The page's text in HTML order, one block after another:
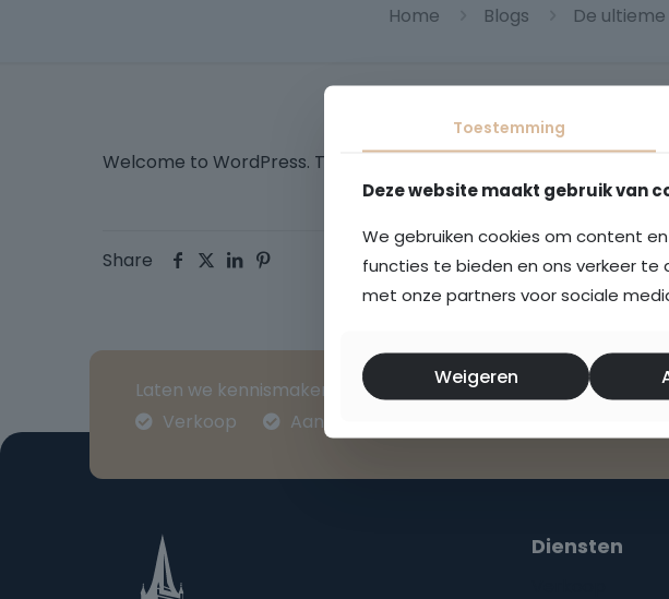
Home Blogs De
Welcome to WordPress. This is your first post. Edit or delete it,
Share
Laten we kennismaken
Verkoop
Aankoop
Diensten
Toestemming
Deze website maakt gebruik van
We gebruiken cookies om content
functies te bieden en ons verkeer te
met onze partners voor sociale
Weigeren